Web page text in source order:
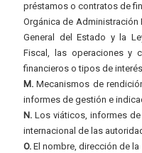
préstamos o contratos de
Orgánica de Administración
General del Estado y la
Fiscal, las operaciones y
financieros o tipos de
M. Mecanismos de
informes de gestión e
N. Los viáticos, informes
internacional de las
O. El nombre, dirección de